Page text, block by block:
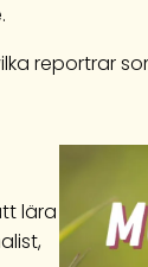
reportrar
lära